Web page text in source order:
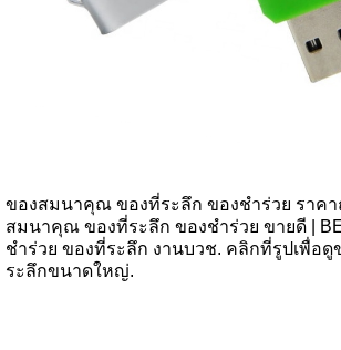
ของสมนาคุณ ของที่ระลึก ของชำร่วย ราคา
สมนาคุณ ของที่ระลึก ของชำร่วย ขายดี |
ชำร่วย ของที่ระลึก งานบวช. คลิกที่รูปเพื่อดู
ระลึกขนาดใหญ่.